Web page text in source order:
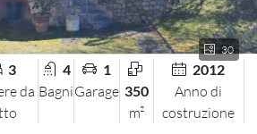
30
3
da
4
Bagni
1
Garage 350
m²
2012
Anno di
costruzione